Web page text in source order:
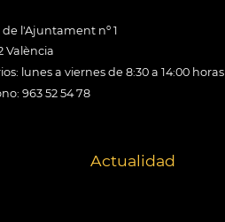
de l'Ajuntament nº 1
València
lunes a viernes de 8:30 a 14:00 horas
963 52 54 78
Actualidad